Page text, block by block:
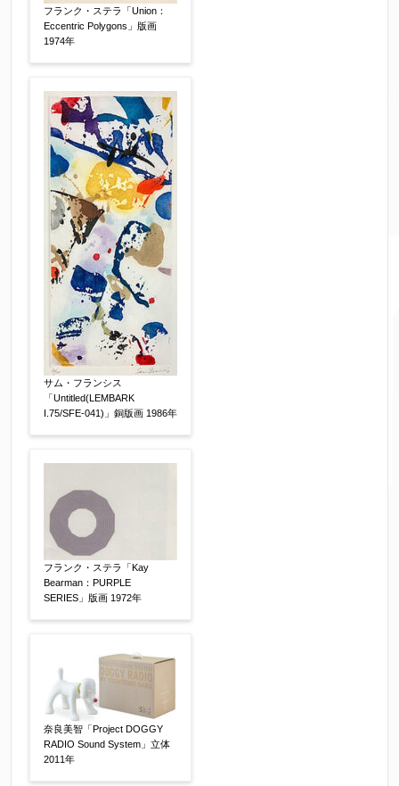
フランク・ステラ「Union：
Eccentric Polygons」版画
1974年
サム・フランシス
「Untitled(LEMBARK
I.75/SFE-041)」銅版画 1986年
フランク・ステラ「Kay
Bearman：PURPLE
SERIES」版画 1972年
奈良美智「Project DOGGY
RADIO Sound System」立体
2011年